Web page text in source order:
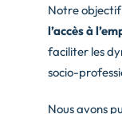
Notre objectif
l’accès à
faciliter les
socio-
Nous avons